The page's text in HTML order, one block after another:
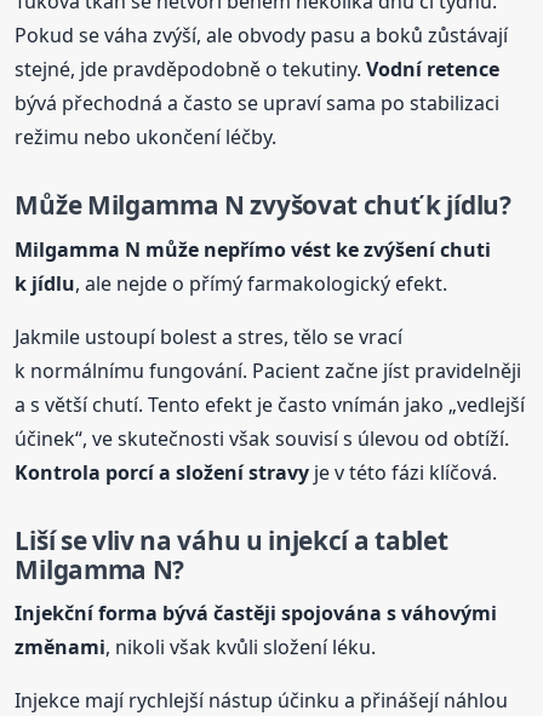
Pokud se váha zvýší, ale obvody pasu a boků zůstávají
stejné, jde pravděpodobně o tekutiny.Vodní retence
bývá přechodná a často se upraví sama po stabilizaci
režimu nebo ukončení léčby.
Může Milgamma N zvyšovat chuť k jídlu?
Milgamma N může nepřímo vést ke zvýšení chuti
k jídlu, ale nejde o přímý farmakologický efekt.
Jakmile ustoupí bolest a stres, tělo se vrací
k normálnímu fungování. Pacient začne jíst pravidelněji
a s větší chutí. Tento efekt je často vnímán jako „vedlejší
účinek“, ve skutečnosti však souvisí s úlevou od obtíží.
Kontrola porcí a složení stravy je v této fázi klíčová.
Liší se vliv na váhu u injekcí a tablet
Milgamma N?
Injekční forma bývá častěji spojována s váhovými
změnami, nikoli však kvůli složení léku.
Injekce mají rychlejší nástup účinku a přinášejí náhlou